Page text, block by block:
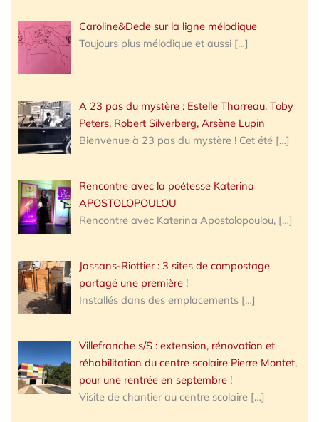
Caroline&Dede sur la ligne mélodique
Toujours plus mélodique et aussi […]
A 23 pas du mystère : Estelle Tharreau, Toby
Peters, Robert Silverberg, Arsène Lupin
Bienvenue à 23 pas du mystère ! Cet été […]
Rencontre avec la poétesse Katerina
APOSTOLOPOULOU
Rencontre avec Katerina Apostolopoulou, […]
Jassans-Riottier : 3 sites de compostage
partagé une première !
Installés dans des emplacements […]
Villefranche s/S : extension, rénovation et
réhabilitation du centre scolaire Pierre Montet,
pour une rentrée en septembre !
Visite de chantier au centre scolaire […]